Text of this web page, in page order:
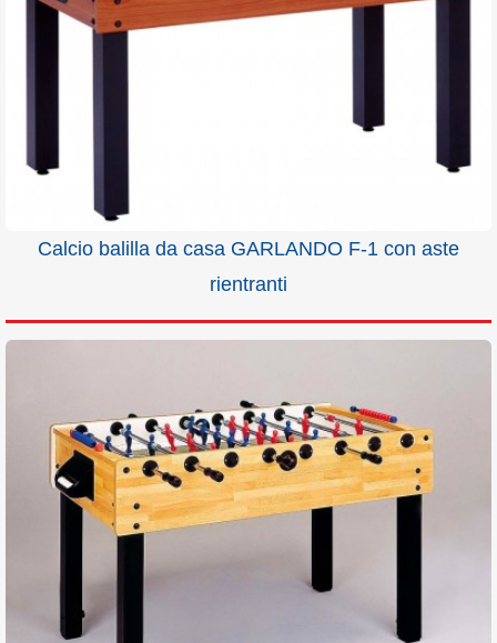
Calcio balilla da casa GARLANDO F-1 con aste
rientranti